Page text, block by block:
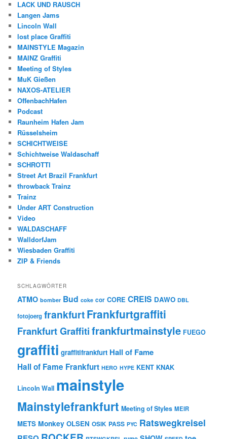
LACK UND RAUSCH
Langen Jams
Lincoln Wall
lost place Graffiti
MAINSTYLE Magazin
MAINZ Graffiti
Meeting of Styles
MuK Gießen
NAXOS-ATELIER
OffenbachHafen
Podcast
Raunheim Hafen Jam
Rüsselsheim
SCHICHTWEISE
Schichtweise Waldaschaff
SCHROTTI
Street Art Brazil Frankfurt
throwback Trainz
Trainz
Under ART Construction
Video
WALDASCHAFF
WalldorfJam
Wiesbaden Graffiti
ZIP & Friends
SCHLAGWÖRTER
ATMO bomber Bud coke cor CORE CREIS DAWO DBL
fotojoerg frankfurtFrankfurtgraffiti
Frankfurt Graffitifrankfurtmainstyle FUEGO
graffiti graffitifrankfurt Hall of Fame
Hall of Fame Frankfurt HERO HYPE KENT KNAK
Lincoln Wall mainstyle
Mainstylefrankfurt Meeting of Styles MEIR
METS Monkey OLSEN OSIK PASS PYC Ratswegkreisel